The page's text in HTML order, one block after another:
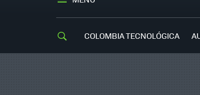
COLOMBIA TECNOLÓGICA